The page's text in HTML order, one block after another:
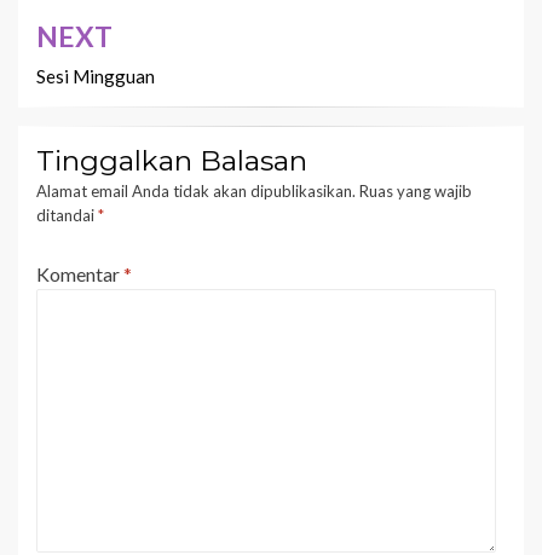
NEXT
Sesi Mingguan
Tinggalkan Balasan
Alamat email Anda tidak akan dipublikasikan. Ruas yang wajib
ditandai*
Komentar*